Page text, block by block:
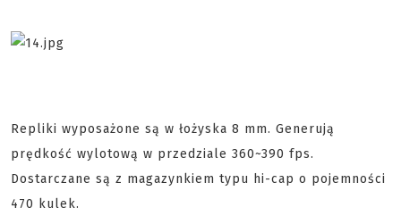
Repliki wyposażone są w łożyska 8 mm. Generują
prędkość wylotową w przedziale 360~390 fps.
Dostarczane są z magazynkiem typu hi-cap o pojemności
470 kulek.